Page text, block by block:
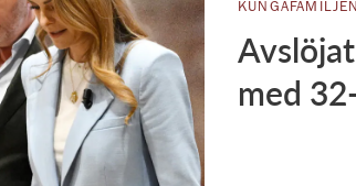
KUNGAFAMILJEN
med